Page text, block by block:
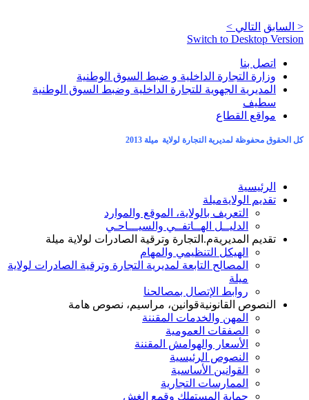
< السابق التالي >
Switch to Desktop Version
اتصل بنا
وزارة التجارة الداخلية و ضبط السوق الوطنية
المديرية الجهوية للتجارة الداخلية وضبط السوق الوطنية
سطيف
مواقع القطاع
كل الحقوق محفوظة لمديرية التجارة لولاية ميلة 2013
الرئيسية
تقديم الولايةميلة
التعريف بالولاية، الموقع والموارد
الدليــل الهــاتفــي والسيـــاحـي
تقديم المديريةم.التجارة وترقية الصادرات لولاية ميلة
الهيكل التنظيمي والمهام
المصالح التابعة لمديرية التجارة وترقية الصادرات لولاية
ميلة
روابط الإتصال بمصالحنا
النصوص القانونيةقوانين، مراسيم، نصوص هامة
المهن والخدمات المقننة
الصفقات العمومية
الأسعار والهوامش المقننة
النصوص الرئيسية
القوانين الأساسية
الممارسات التجارية
حماية المستهلك وقمع الغش